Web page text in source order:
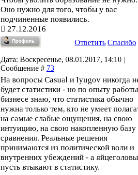
Оно нужно для того, чтобы у вас
подчиненные появились.
27.12.2016
Ответить Спасибо
Дата: Воскресенье, 08.01.2017, 14:10 |
Сообщение # 73
На вопросы Casual и Iyugov никогда
будет статистики - но по опыту
бизнесе знаю, что статистика обычно
нужна только тем, кто не умеет
на самые слабые ощущения, на свою
интуицию, на свою накопленную базу
сравнения. Реальные решения
принимаются из политической воли и
внутренних убеждений - а
пусть втыкают в статистику.